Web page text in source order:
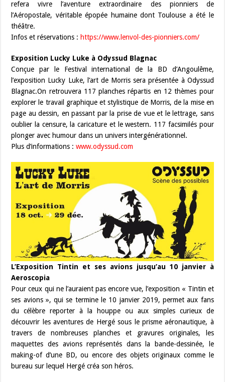
refera vivre l’aventure extraordinaire des pionniers de
l’Aéropostale, véritable épopée humaine dont Toulouse a été le
théâtre.
Infos et réservations : https://www.lenvol-des-pionniers.com/
Exposition Lucky Luke à Odyssud Blagnac
Conçue par le Festival international de la BD d’Angoulême,
l’exposition Lucky Luke, l’art de Morris sera présentée à Odyssud
Blagnac.On retrouvera 117 planches répartis en 12 thèmes pour
explorer le travail graphique et stylistique de Morris, de la mise en
page au dessin, en passant par la prise de vue et le lettrage, sans
oublier la censure, la caricature et le western. 117 facsimilés pour
plonger avec humour dans un univers intergénérationnel.
Plus d’informations :www.odyssud.com
L’Exposition Tintin et ses avions jusqu’au 10 janvier à
Aeroscopia
Pour ceux qui ne l’auraient pas encore vue, l’exposition « Tintin et
ses avions », qui se termine le 10 janvier 2019, permet aux fans
du célèbre reporter à la houppe ou aux simples curieux de
découvrir les aventures de Hergé sous le prisme aéronautique, à
travers de nombreuses planches et gravures originales, les
maquettes des avions représentés dans la bande-dessinée, le
making-of d’une BD, ou encore des objets originaux comme le
bureau sur lequel Hergé créa son héros.